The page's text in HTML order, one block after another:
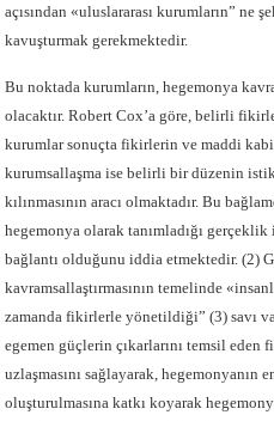
açısından «uluslararası kurumların” ne
kavuşturmak gerekmektedir.
Bu noktada kurumların, hegemonya
olacaktır. Robert Cox’a göre, belirli
kurumlar sonuçta fikirlerin ve maddi
kurumsallaşma ise belirli bir düzenin
kılınmasının aracı olmaktadır. Bu
hegemonya olarak tanımladığı gerçeklik
bağlantı olduğunu iddia etmektedir. (2)
kavramsallaştırmasının temelinde
zamanda fikirlerle yönetildiği” (3) savı
egemen güçlerin çıkarlarını temsil
uzlaşmasını sağlayarak, hegemonyanın
oluşturulmasına katkı koyarak